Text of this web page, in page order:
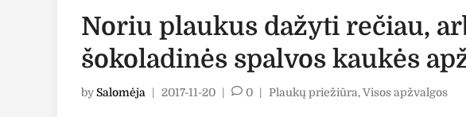
Noriu plaukus dažyti rečiau,
šokoladinės spalvos kaukės
bySalomėja 2017-11-20 0
Posted
Plaukų priežiūra,Visos apžvalgos